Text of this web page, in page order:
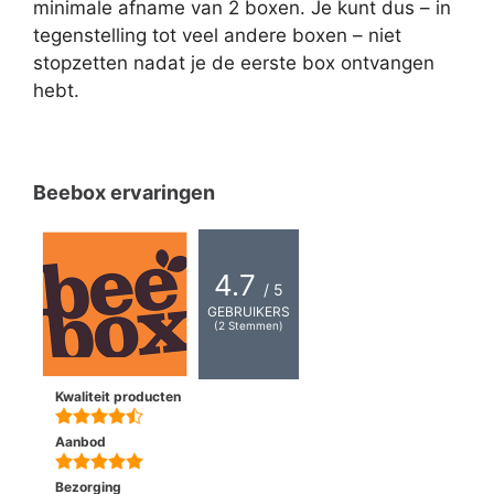
minimale afname van 2 boxen. Je kunt dus – in
tegenstelling tot veel andere boxen – niet
stopzetten nadat je de eerste box ontvangen
hebt.
Beebox ervaringen
4.7 / 5
GEBRUIKERS
(2 Stemmen)
Kwaliteit producten
Aanbod
Bezorging